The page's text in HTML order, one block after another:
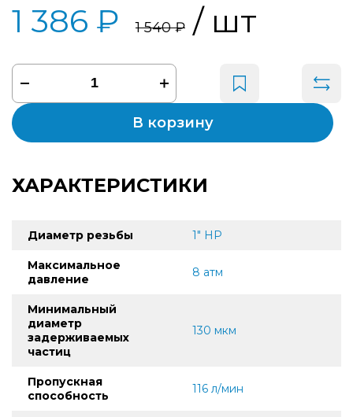
1 386 ₽ 1 540 ₽ / шт
В корзину
ХАРАКТЕРИСТИКИ
Диаметр резьбы 1" НР
Максимальное
давление
8 атм
Минимальный
диаметр
задерживаемых
частиц
130 мкм
Пропускная
способность
116 л/мин